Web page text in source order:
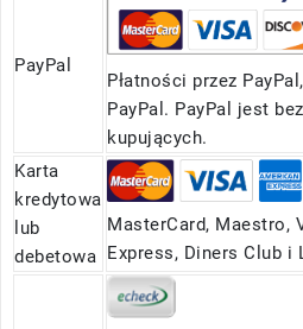
PayPal
Płatności przez
PayPal. PayPal jest
kupujących.
Karta
kredytowa
lub
debetowa
MasterCard, Maestro,
Express, Diners Club i